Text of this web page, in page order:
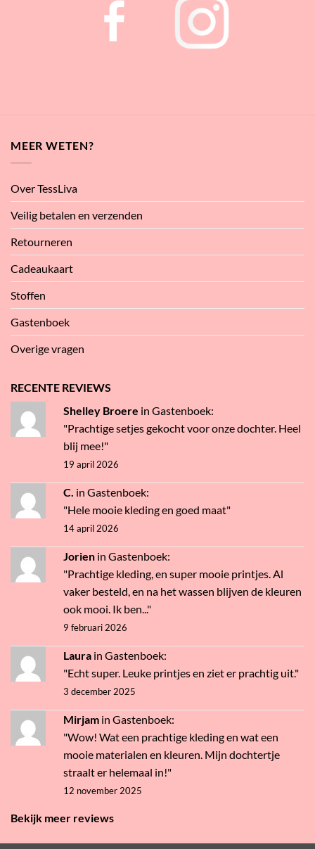
MEER WETEN?
Over TessLiva
Veilig betalen en verzenden
Retourneren
Cadeaukaart
Stoffen
Gastenboek
Overige vragen
RECENTE REVIEWS
Shelley Broere in Gastenboek:
"Prachtige setjes gekocht voor onze dochter. Heel
blij mee!"
19 april 2026
C. in Gastenboek:
"Hele mooie kleding en goed maat"
14 april 2026
Jorien in Gastenboek:
"Prachtige kleding, en super mooie printjes. Al
vaker besteld, en na het wassen blijven de kleuren
ook mooi. Ik ben..."
9 februari 2026
Laura in Gastenboek:
"Echt super. Leuke printjes en ziet er prachtig uit."
3 december 2025
Mirjam in Gastenboek:
"Wow! Wat een prachtige kleding en wat een
mooie materialen en kleuren. Mijn dochtertje
straalt er helemaal in!"
12 november 2025
Bekijk meer reviews